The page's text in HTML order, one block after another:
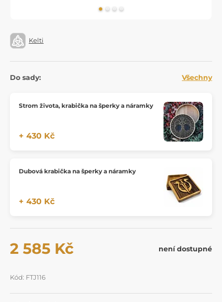
Kelti
Do sady: Všechny
Strom života, krabička na šperky a náramky
+ 430 Kč
Dubová krabička na šperky a náramky
+ 430 Kč
2 585 Kč není dostupné
Kód: FTJ116